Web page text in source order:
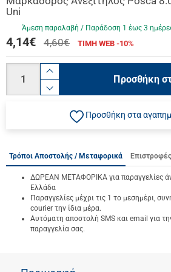
Uni
Άμεση παραλαβή / Παράδoση 1 έως 3
4,14€ 4,60€ ΤΙΜΗ WEB -10%
Προσθήκη
Προσθήκη στα
Τρόποι Αποστολής / Μεταφορικά
ΔΩΡΕΑΝ ΜΕΤΑΦΟΡΙΚΑ για παραγγελίες
Ελλάδα
Παραγγελίες μέχρι τις 1 το μεσημέρι,
courier την ίδια μέρα.
Αυτόματη αποστολή SMS και email για
παραγγελία σας.